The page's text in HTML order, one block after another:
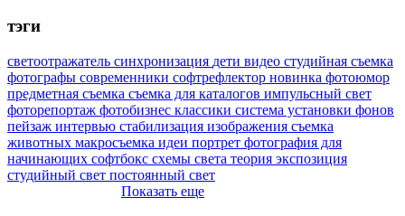
тэги
светоотражатель синхронизация дети видео студийная съемка
фотографы современники софтрефлектор новинка фотоюмор
предметная съемка съемка для каталогов импульсный свет
фоторепортаж фотобизнес классики система установки фонов
пейзаж интервью стабилизация изображения съемка
животных макросъемка идеи портрет фотография для
начинающих софтбокс схемы света теория экспозиция
студийный свет постоянный свет
Показать еще